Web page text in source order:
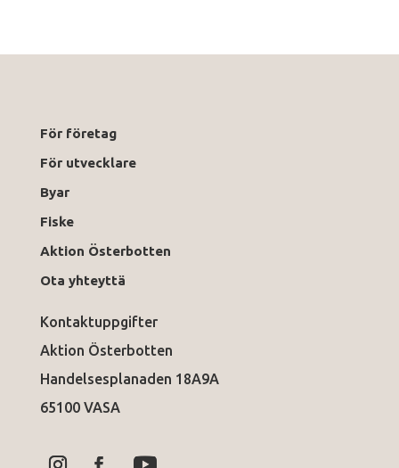
För företag
För utvecklare
Byar
Fiske
Aktion Österbotten
Ota yhteyttä
Kontaktuppgifter
Aktion Österbotten
Handelsesplanaden 18A9A
65100 VASA